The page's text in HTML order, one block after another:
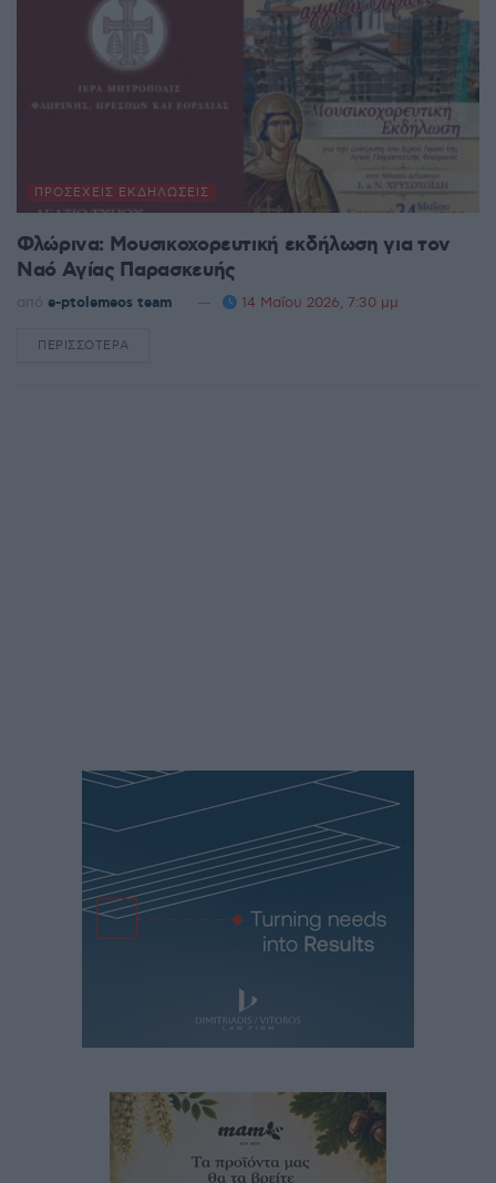
ΠΡΟΣΕΧΕΊΣ ΕΚΔΗΛΏΣΕΙΣ
Φλώρινα: Μουσικοχορευτική εκδήλωση για τον
Ναό Αγίας Παρασκευής
από e-ptolemeos team 14 Μαΐου 2026, 7:30 μμ
ΠΕΡΙΣΣΌΤΕΡΑ